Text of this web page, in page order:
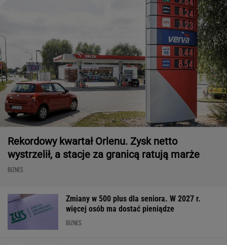
Rekordowy kwartał Orlenu. Zysk netto
wystrzelił, a stacje za granicą ratują marże
BIZNES
Zmiany w 500 plus dla seniora. W 2027 r.
więcej osób ma dostać pieniądze
BIZNES